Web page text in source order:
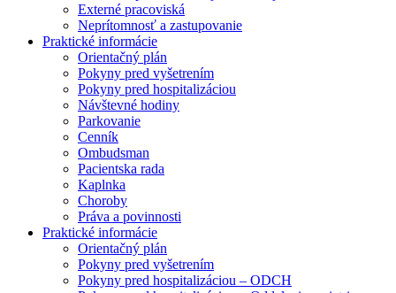
Externé pracoviská
Neprítomnosť a zastupovanie
Praktické informácie
Orientačný plán
Pokyny pred vyšetrením
Pokyny pred hospitalizáciou
Návštevné hodiny
Parkovanie
Cenník
Ombudsman
Pacientska rada
Kaplnka
Choroby
Práva a povinnosti
Praktické informácie
Orientačný plán
Pokyny pred vyšetrením
Pokyny pred hospitalizáciou – ODCH